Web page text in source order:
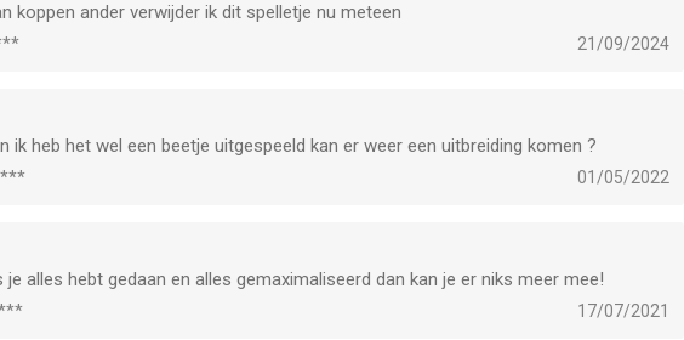
koppen ander verwijder ik dit spelletje nu meteen
21/09/2024
ik heb het wel een beetje uitgespeeld kan er weer een uitbreiding komen ?
01/05/2022
je alles hebt gedaan en alles gemaximaliseerd dan kan je er niks meer mee!
17/07/2021